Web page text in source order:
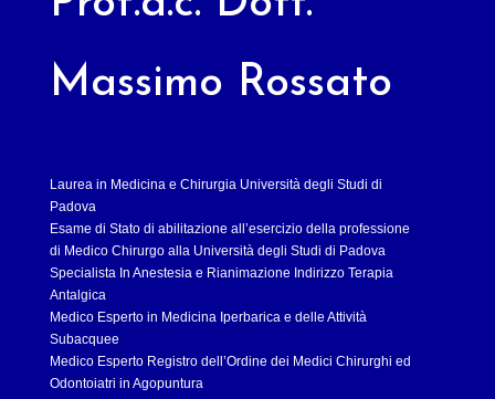
Massimo Rossato
Laurea in Medicina e Chirurgia Università degli Studi di
Padova
Esame di Stato di abilitazione all’esercizio della professione
di Medico Chirurgo alla Università degli Studi di Padova
Specialista In Anestesia e Rianimazione Indirizzo Terapia
Antalgica
Medico Esperto in Medicina Iperbarica e delle Attività
Subacquee
Medico Esperto Registro dell’Ordine dei Medici Chirurghi ed
Odontoiatri in Agopuntura